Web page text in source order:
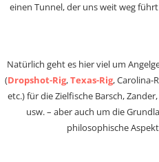
einen Tunnel, der uns weit weg
Natürlich geht es hier viel um
(Dropshot-Rig,Texas-Rig, Carolina-
etc.) für die Zielfische Barsch,
usw. – aber auch um die
philosophische